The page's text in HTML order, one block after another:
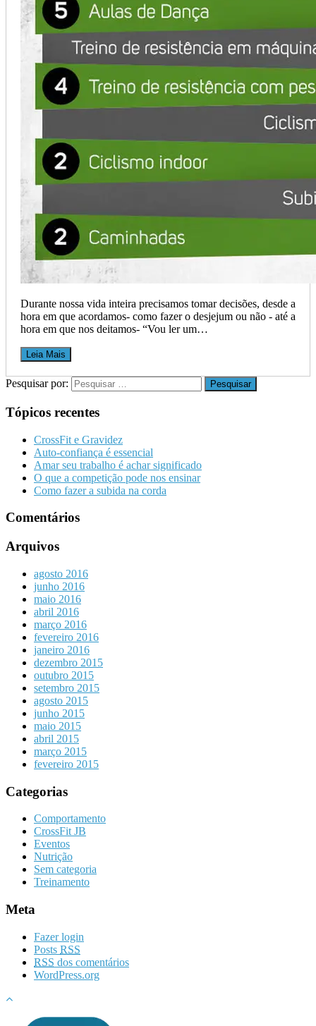
Durante nossa vida inteira precisamos tomar decisões, desde a
hora em que acordamos- como fazer o desjejum ou não - até a
hora em que nos deitamos- “Vou ler um…
Leia Mais
Pesquisar por:
Tópicos recentes
CrossFit e Gravidez
Auto-confiança é essencial
Amar seu trabalho é achar significado
O que a competição pode nos ensinar
Como fazer a subida na corda
Comentários
Arquivos
agosto 2016
junho 2016
maio 2016
abril 2016
março 2016
fevereiro 2016
janeiro 2016
dezembro 2015
outubro 2015
setembro 2015
agosto 2015
junho 2015
maio 2015
abril 2015
março 2015
fevereiro 2015
Categorias
Comportamento
CrossFit JB
Eventos
Nutrição
Sem categoria
Treinamento
Meta
Fazer login
Posts RSS
RSS dos comentários
WordPress.org